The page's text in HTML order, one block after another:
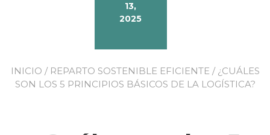
13,
2025
INICIO / REPARTO SOSTENIBLE EFICIENTE/ ¿CUÁLES
SON LOS 5 PRINCIPIOS BÁSICOS DE LA LOGÍSTICA?